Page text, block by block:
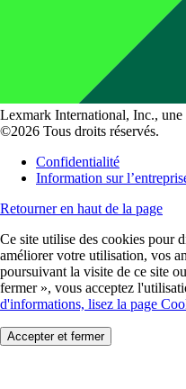
Lexmark International, Inc.,
©2026 Tous droits réservés.
Confidentialité
Information sur
Retourner en haut de la page
Ce site utilise des cookies pour
améliorer votre utilisation, vos
poursuivant la visite de ce site
fermer », vous acceptez
d'informations, lisez la page
Accepter et fermer